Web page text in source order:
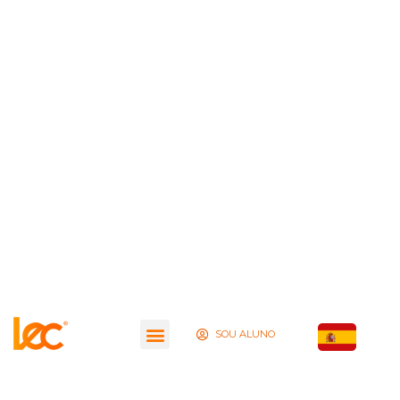
SOU ALUNO